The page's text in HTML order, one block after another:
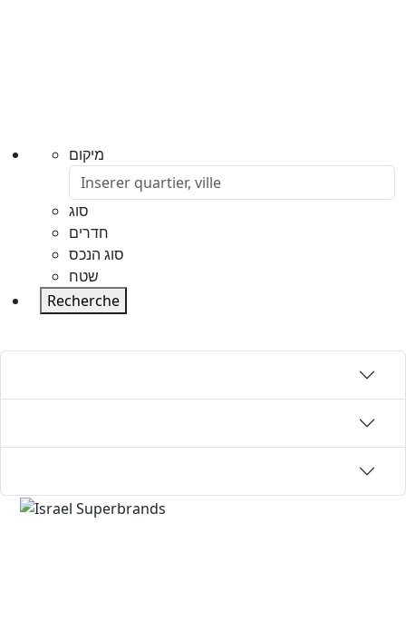
מיקום
סוג
חדרים
סוג הנכס
שטח
Recherche